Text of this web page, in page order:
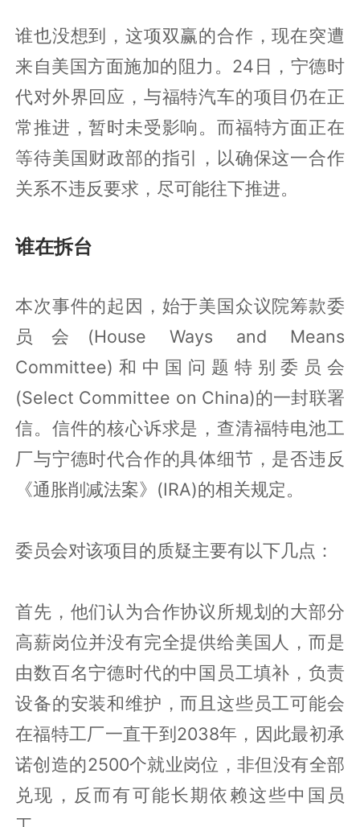
谁也没想到，这项双赢的合作，现在突遭
来自美国方面施加的阻力。24日，宁德时
代对外界回应，与福特汽车的项目仍在正
常推进，暂时未受影响。而福特方面正在
等待美国财政部的指引，以确保这一合作
关系不违反要求，尽可能往下推进。
谁在拆台
本次事件的起因，始于美国众议院筹款委
员会(House Ways and Means
Committee)和中国问题特别委员会
(Select Committee on China)的一封联署
信。信件的核心诉求是，查清福特电池工
厂与宁德时代合作的具体细节，是否违反
《通胀削减法案》(IRA)的相关规定。
委员会对该项目的质疑主要有以下几点：
首先，他们认为合作协议所规划的大部分
高薪岗位并没有完全提供给美国人，而是
由数百名宁德时代的中国员工填补，负责
设备的安装和维护，而且这些员工可能会
在福特工厂一直干到2038年，因此最初承
诺创造的2500个就业岗位，非但没有全部
兑现，反而有可能长期依赖这些中国员